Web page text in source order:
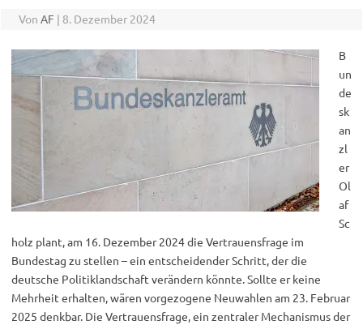
Von AF | 8. Dezember 2024
B
un
de
sk
an
zl
er
Ol
af
Sc
holz plant, am 16. Dezember 2024 die Vertrauensfrage im
Bundestag zu stellen – ein entscheidender Schritt, der die
deutsche Politiklandschaft verändern könnte. Sollte er keine
Mehrheit erhalten, wären vorgezogene Neuwahlen am 23. Februar
2025 denkbar. Die Vertrauensfrage, ein zentraler Mechanismus der